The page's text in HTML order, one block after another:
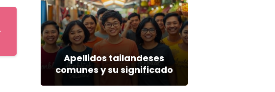
Apellidos tailandeses
comunes y su significado